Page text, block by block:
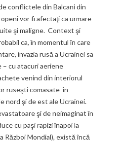
conflictele din Balcani din
vor fi afectaţi ca urmare
şi maligne. Context şi
ca, în momentul în care
invazia rusă a Ucrainei sa
cu atacuri aeriene
venind din interiorul
ruseşti comasate în
nord şi de est ale Ucrainei.
şi de neimaginat în
cu paşi rapizi înapoi la
Război Mondial), există încă